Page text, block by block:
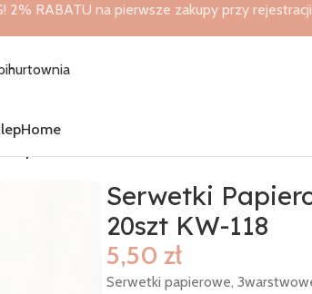
2% RABATU na pierwsze zakupy przy rejestracji
Home
Serwetki
20szt KW-118
5,50 zł
Serwetki papierowe,